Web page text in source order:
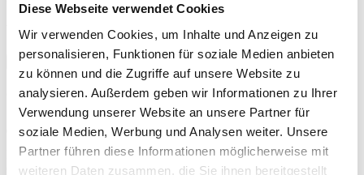
Diese Webseite verwendet Cookies
Wir verwenden Cookies, um Inhalte und Anzeigen zu
personalisieren, Funktionen für soziale Medien anbieten
zu können und die Zugriffe auf unsere Website zu
analysieren. Außerdem geben wir Informationen zu Ihrer
Verwendung unserer Website an unsere Partner für
soziale Medien, Werbung und Analysen weiter. Unsere
Partner führen diese Informationen möglicherweise mit
weiteren Daten zusammen, die Sie ihnen bereitgestellt
Vidéos
Crédits
Crédits
Executive Producer for Schweizer Radio und Fernsehen (SRF):
Chris Egger Executive Producers for Avo Session/Session Basel